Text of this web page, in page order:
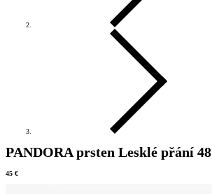
PANDORA prsten Lesklé přání 48
45 €